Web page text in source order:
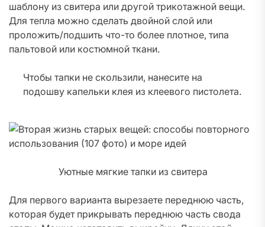
шаблону из свитера или другой трикотажной вещи.
Для тепла можно сделать двойной слой или
проложить/подшить что-то более плотное, типа
пальтовой или костюмной ткани.
Чтобы тапки не скользили, нанесите на
подошву капельки клея из клеевого пистолета.
Уютные мягкие тапки из свитера
Для первого варианта вырезаете переднюю часть,
которая будет прикрывать переднюю часть свода